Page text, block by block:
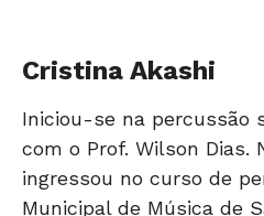
Cristina Akashi
Iniciou-se na percussão
com o Prof. Wilson Dias.
ingressou no curso de
Municipal de Música de